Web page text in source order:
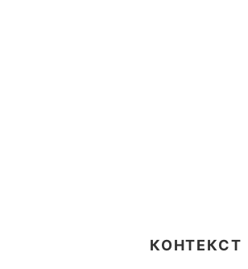
КОНТЕКСТ